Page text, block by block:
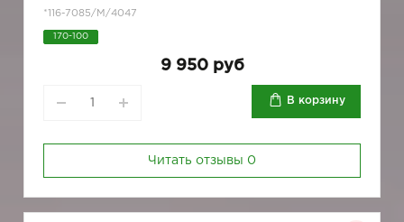
*116-7085/М/4047
170-100
9 950 руб
В корзину
Читать отзывы 0